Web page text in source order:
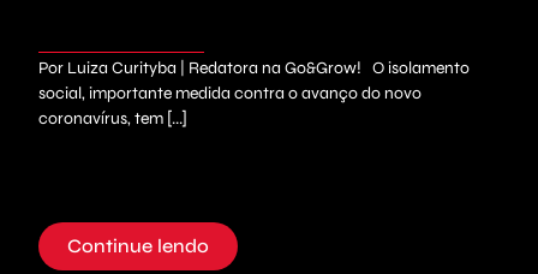
Por Luiza Curityba | Redatora na Go&Grow! O isolamento
social, importante medida contra o avanço do novo
coronavírus, tem [...]
Continue lendo